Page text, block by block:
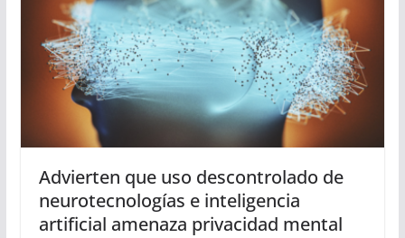
Advierten que uso descontrolado de
neurotecnologías e inteligencia
artificial amenaza privacidad mental